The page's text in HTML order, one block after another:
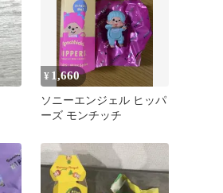
¥ 1,660
ソニーエンジェル ヒッパ
ーズ モンチッチ